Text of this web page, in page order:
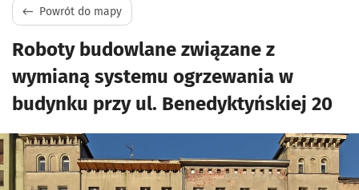
Powrót do mapy
Roboty budowlane związane z
wymianą systemu ogrzewania w
budynku przy ul. Benedyktyńskiej 20
Kliknij, aby powiększyć